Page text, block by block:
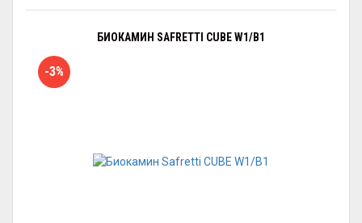
БИОКАМИН SAFRETTI CUBE W1/B1
-3%